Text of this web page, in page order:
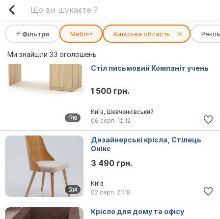
Фільтри Меблі ▾ Київська область ✕
Ми знайшли 33 оголошень
6
Стіл письмовий Компаніт учень
1 500 грн.
Київ, Шевченківський
06 серп. 12:12
4
Дизайнерські крісла, Стілець
Онікс
3 490 грн.
Київ
02 серп. 21:18
Крісло для дому та офісу